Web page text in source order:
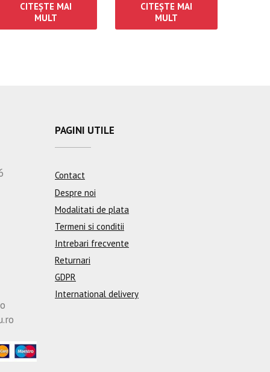
CITEȘTE MAI
MULT
CITEȘTE MAI
MULT
PAGINI UTILE
Contact
Despre noi
Modalitati de plata
Termeni si conditii
Intrebari frecvente
Returnari
GDPR
International delivery